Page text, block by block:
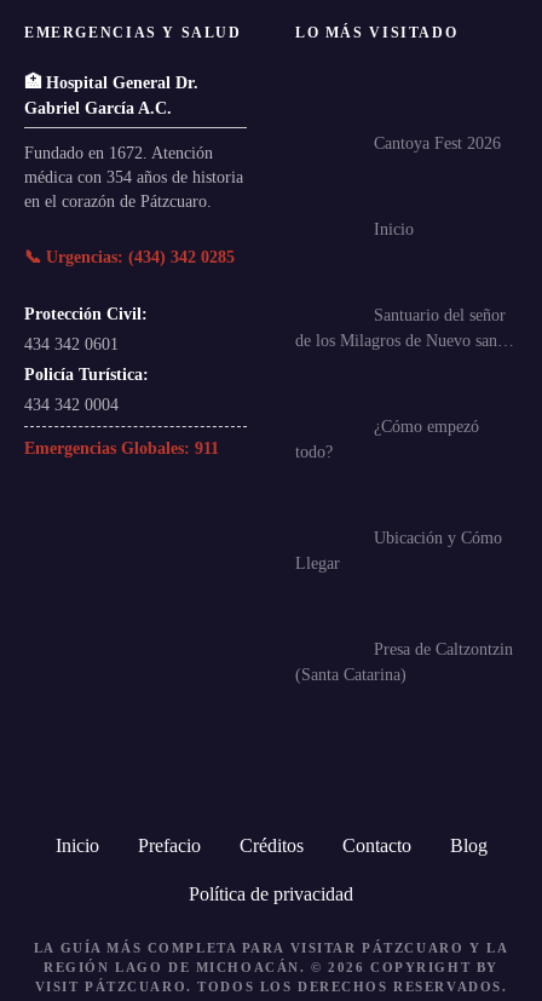
EMERGENCIAS Y SALUD
🏥 Hospital General Dr.
Gabriel García A.C.
Fundado en 1672. Atención
médica con 354 años de historia
en el corazón de Pátzcuaro.
📞 Urgencias: (434) 342 0285
Protección Civil:
434 342 0601
Policía Turística:
434 342 0004
Emergencias Globales: 911
LO MÁS VISITADO
Cantoya Fest 2026
Inicio
Santuario del señor
de los Milagros de Nuevo san…
¿Cómo empezó
todo?
Ubicación y Cómo
Llegar
Presa de Caltzontzin
(Santa Catarina)
Inicio Prefacio Créditos Contacto Blog
Política de privacidad
LA GUÍA MÁS COMPLETA PARA VISITAR PÁTZCUARO Y LA
REGIÓN LAGO DE MICHOACÁN. © 2026 COPYRIGHT BY
VISIT PÁTZCUARO. TODOS LOS DERECHOS RESERVADOS.